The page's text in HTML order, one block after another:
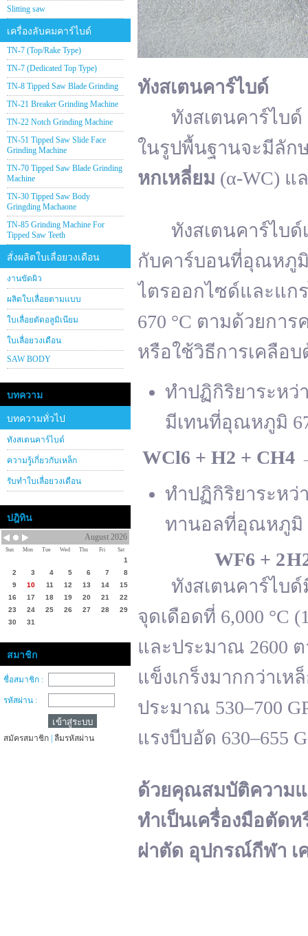
Slitting saw
เครื่องลับคมคาร์ไบด์
TN-7 (Top/Rake Type)
TN-7 (Dedicated Top Type)
TN-8 Tipped Saw Blade Grinding
TN-21 Breaker Grinding Machine
TN-22 Notch Grinding Machine
TN-51 Tipped Saw Slide Face
Grinding Machine
TN-70 Tipped Saw Blade Grinding
Machine
TN-30 Tipped Saw Body
Gringding Machaone
TN-85 Grinding Machine For
Tipped Saw Teeth
สั่งผลิตใบเลื่อยวงเดือน
งานขัดผิว
ผลิตใบเลื่อยตามแบบ
ใบเลื่อยตัดอลูมิเนียม
ใบเลื่อยวงเดือน
SAW BODY
บทความ
บทความทั่วไป
ทังสเตนคาร์ไบด์
ความรู้เกี่ยวกับเหล็ก
รับทำใบเลื่อยวงเดือน
ปฎิทิน
August 2026
Sun Mon Tue Wed Thu Fri Sat
1
2
3 4 5 6 7
8
9
10 11 12 13 14
15
16
17 18 19 20 21
22
23
24 25 26 27 28
29
30
31
สมาชิก
ชื่อสมาชิก :
รหัสผ่าน :
สมัครสมาชิก ลืมรหัสผ่าน
ทังสเตนคาร์ไบด์
ทังสเตนคาร์ไบด์ (
ในรูปพื้นฐานจะมีลัก
หกเหลี่ยม (α-WC) แ
ทังสเตนคาร์ไบด์เ
กับคาร์บอนที่อุณหภูมิ
ไตรออกไซด์และแก
670 °C ตามด้วยกา
หรือใช้วิธีการเคลือบ
ทำปฏิกิริยาระหว่
มีเทนที่อุณหภูมิ
WCl6 + H2 + CH4
ทำปฏิกิริยาระหว่
ทานอลที่อุณหภูมิ
WF6 + 2 H
ทังสเตนคาร์ไบด์มี
จุดเดือดที่ 6,000 °C
และประมาณ 2600
แข็งเกร็งมากกว่าเ
ประมาณ 530–700
แรงบีบอัด 630–655
ด้วยคุณสมบัติความแ
ทำเป็นเครื่องมือตัดห
ผ่าตัด อุปกรณ์กีฬา เ